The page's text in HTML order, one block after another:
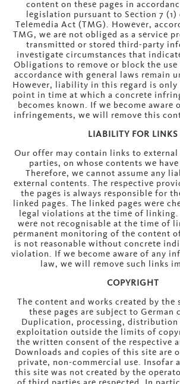
content on these pages in
legislation pursuant to Section 7 (1)
Telemedia Act (TMG). However,
TMG, we are not obliged as a service
transmitted or stored third-party
investigate circumstances that
Obligations to remove or block the
accordance with general laws remain
However, liability in this regard is only
point in time at which a concrete
becomes known. If we become aware
infringements, we will remove this
LIABILITY FOR LINKS
Our offer may contain links to
parties, on whose contents we
Therefore, we cannot assume any
external contents. The respective
the pages is always responsible for
linked pages. The linked pages were
legal violations at the time of
were not recognisable at the time of
permanent monitoring of the content
is not reasonable without concrete
violation. If we become aware of any
law, we will remove such links
COPYRIGHT
The content and works created by the
these pages are subject to German
Duplication, processing, distribution
exploitation outside the limits of
the written consent of the respective
Downloads and copies of this site are
private, non-commercial use. Insofar
this site was not created by the